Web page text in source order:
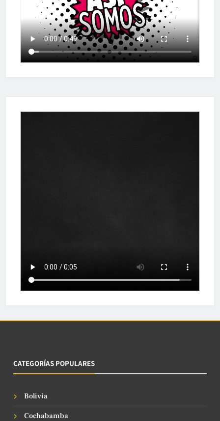
CATEGORÍAS POPULARES
Bolivia
Cochabamba